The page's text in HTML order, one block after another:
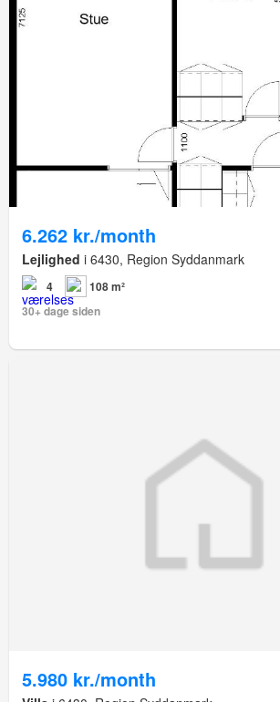
6.262 kr./month
Lejlighed i 6430, Region Syddanmark
4
108 m²
30+ dage siden
5.980 kr./month